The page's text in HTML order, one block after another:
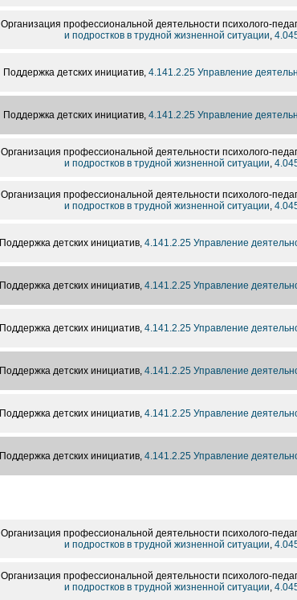
Организация профессиональной деятельности психолого-
и подростков в трудной жизненной ситуации,
Поддержка детских инициатив, 4.141.2.25 Управление
Поддержка детских инициатив, 4.141.2.25 Управление
Организация профессиональной деятельности психолого-
и подростков в трудной жизненной ситуации,
Организация профессиональной деятельности психолого-
и подростков в трудной жизненной ситуации,
Поддержка детских инициатив, 4.141.2.25 Управление
Поддержка детских инициатив, 4.141.2.25 Управление
Поддержка детских инициатив, 4.141.2.25 Управление
Поддержка детских инициатив, 4.141.2.25 Управление
Поддержка детских инициатив, 4.141.2.25 Управление
Поддержка детских инициатив, 4.141.2.25 Управление
Организация профессиональной деятельности психолого-
и подростков в трудной жизненной ситуации,
Организация профессиональной деятельности психолого-
и подростков в трудной жизненной ситуации,